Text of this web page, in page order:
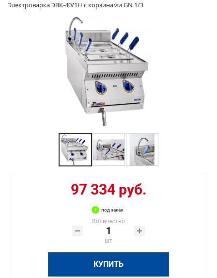
Электроварка ЭВК-40/1Н с корзинами GN 1/3
97 334 руб.
под заказ
Количество
шт
КУПИТЬ